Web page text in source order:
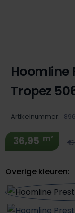
Hoomline
Tropez
Artikelnummer:
36,95 m² €
Overige kleuren: